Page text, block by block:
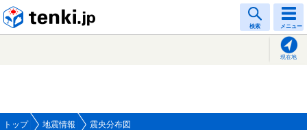
検索 メニュー
現在地
トップ 地震情報 震央分布図